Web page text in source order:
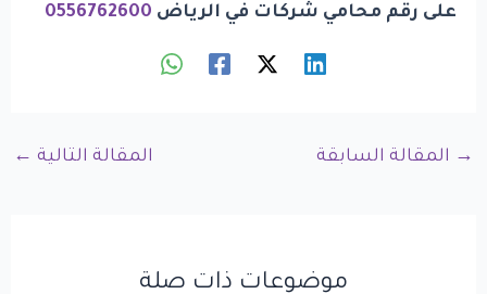
على رقم محامي شركات في الرياض 0556762600
→ المقالة السابقة المقالة التالية ←
موضوعات ذات صلة